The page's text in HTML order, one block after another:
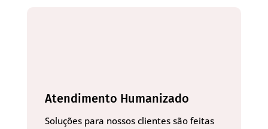
Atendimento Humanizado
Soluções para nossos clientes são feitas